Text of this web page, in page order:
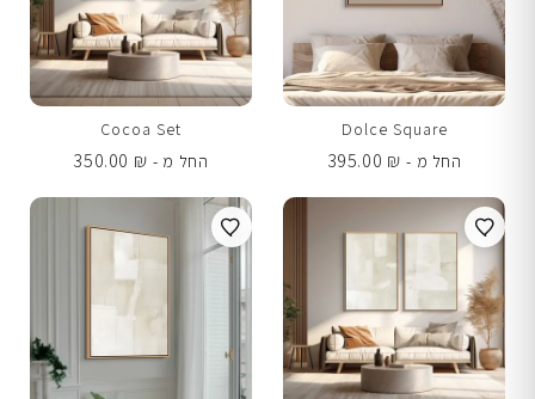
Dolce Square
החל מ -
395.00 ₪
Cocoa Set
החל מ -
350.00 ₪